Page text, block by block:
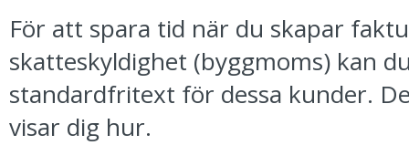
För att spara tid när du skapar
skatteskyldighet (byggmoms) kan
standardfritext för dessa kunder.
visar dig hur.